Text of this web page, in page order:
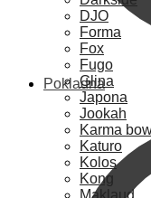
Pokladna
DJO
Forma
Fox
Fugo
Glina
Japona
Jookah
Karma
Katuro
Kolos
Kong
Maklaud